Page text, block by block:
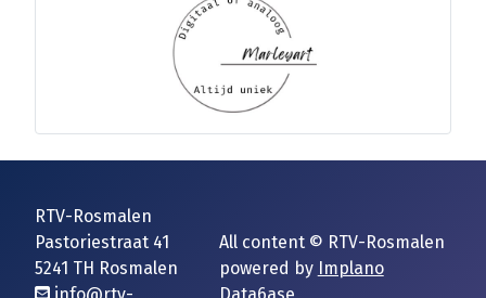
RTV-Rosmalen
Pastoriestraat 41
5241 TH Rosmalen
All content © RTV-Rosmalen
powered by Implano